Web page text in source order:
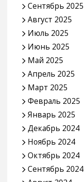
Сентябрь 2025
Август 2025
Июль 2025
Июнь 2025
Май 2025
Апрель 2025
Март 2025
Февраль 2025
Январь 2025
Декабрь 2024
Ноябрь 2024
Октябрь 2024
Сентябрь 2024